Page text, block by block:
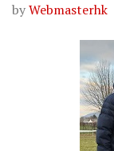
byWebmasterhk